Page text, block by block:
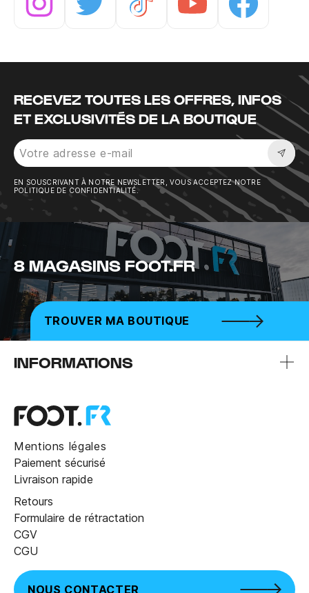
RECEVEZ TOUTES LES OFFRES, INFOS
ET EXCLUSIVITÉS DE LA BOUTIQUE
EN SOUSCRIVANT À NOTRE NEWSLETTER, VOUS ACCEPTEZ NOTRE
POLITIQUE DE CONFIDENTIALITÉ.
8 MAGASINS FOOT.FR
TROUVER MA BOUTIQUE
INFORMATIONS
Mentions légales
Paiement sécurisé
Livraison rapide
Retours
Formulaire de rétractation
CGV
CGU
NOUS CONTACTER